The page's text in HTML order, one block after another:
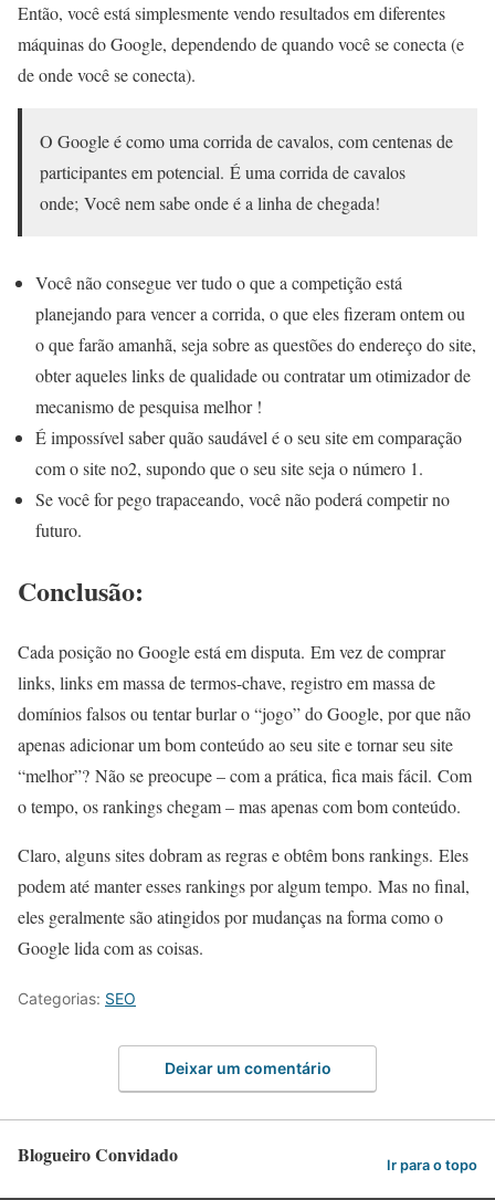
Então, você está simplesmente vendo resultados em diferentes
máquinas do Google, dependendo de quando você se conecta (e
de onde você se conecta).
O Google é como uma corrida de cavalos, com centenas de
participantes em potencial. É uma corrida de cavalos
onde; Você nem sabe onde é a linha de chegada!
Você não consegue ver tudo o que a competição está
planejando para vencer a corrida, o que eles fizeram ontem ou
o que farão amanhã, seja sobre as questões do endereço do site,
obter aqueles links de qualidade ou contratar um otimizador de
mecanismo de pesquisa melhor !
É impossível saber quão saudável é o seu site em comparação
com o site no2, supondo que o seu site seja o número 1.
Se você for pego trapaceando, você não poderá competir no
futuro.
Conclusão:
Cada posição no Google está em disputa. Em vez de comprar
links, links em massa de termos-chave, registro em massa de
domínios falsos ou tentar burlar o “jogo” do Google, por que não
apenas adicionar um bom conteúdo ao seu site e tornar seu site
“melhor”? Não se preocupe – com a prática, fica mais fácil. Com
o tempo, os rankings chegam – mas apenas com bom conteúdo.
Claro, alguns sites dobram as regras e obtêm bons rankings. Eles
podem até manter esses rankings por algum tempo. Mas no final,
eles geralmente são atingidos por mudanças na forma como o
Google lida com as coisas.
Categorias: SEO
Deixar um comentário
Blogueiro Convidado Ir para o topo